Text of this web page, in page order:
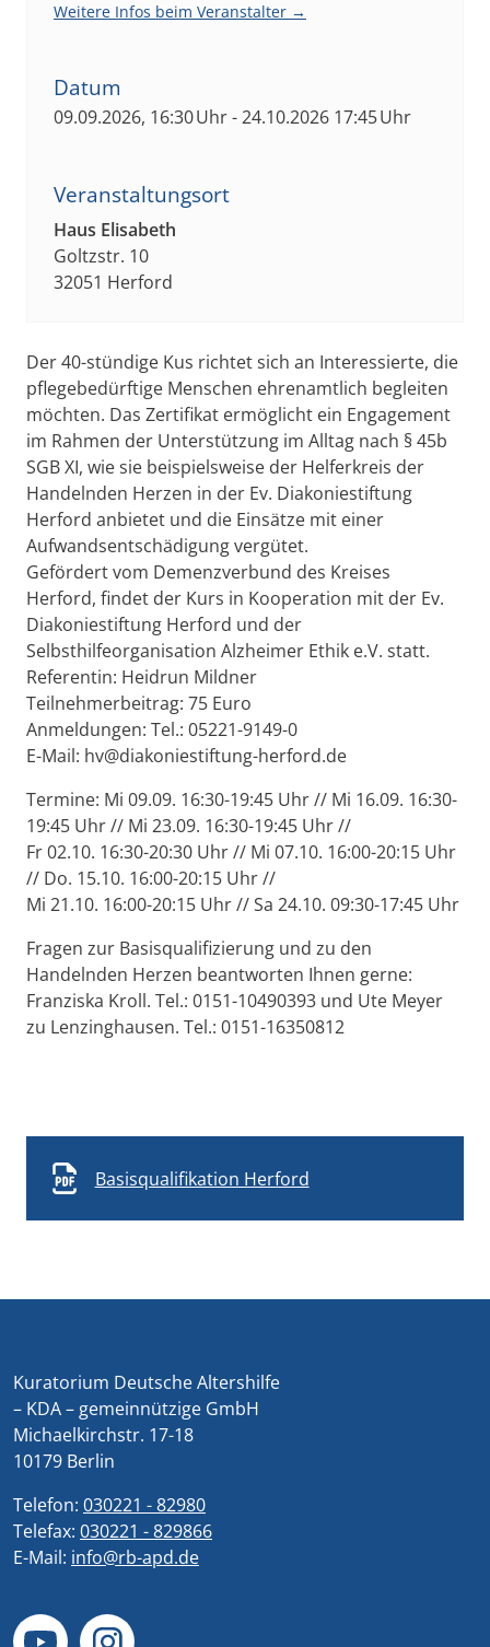
Weitere Infos beim Veranstalter →
Datum
09.09.2026, 16:30 Uhr - 24.10.2026 17:45 Uhr
Veranstaltungsort
Haus Elisabeth
Goltzstr. 10
32051 Herford
Der 40-stündige Kus richtet sich an Interessierte, die
pflegebedürftige Menschen ehrenamtlich begleiten
möchten. Das Zertifikat ermöglicht ein Engagement
im Rahmen der Unterstützung im Alltag nach § 45b
SGB XI, wie sie beispielsweise der Helferkreis der
Handelnden Herzen in der Ev. Diakoniestiftung
Herford anbietet und die Einsätze mit einer
Aufwandsentschädigung vergütet.
Gefördert vom Demenzverbund des Kreises
Herford, findet der Kurs in Kooperation mit der Ev.
Diakoniestiftung Herford und der
Selbsthilfeorganisation Alzheimer Ethik e.V. statt.
Referentin: Heidrun Mildner
Teilnehmerbeitrag: 75 Euro
Anmeldungen: Tel.: 05221-9149-0
E-Mail: hv@diakoniestiftung-herford.de
Termine: Mi 09.09. 16:30-19:45 Uhr // Mi 16.09. 16:30-
19:45 Uhr // Mi 23.09. 16:30-19:45 Uhr //
Fr 02.10. 16:30-20:30 Uhr // Mi 07.10. 16:00-20:15 Uhr
// Do. 15.10. 16:00-20:15 Uhr //
Mi 21.10. 16:00-20:15 Uhr // Sa 24.10. 09:30-17:45 Uhr
Fragen zur Basisqualifizierung und zu den
Handelnden Herzen beantworten Ihnen gerne:
Franziska Kroll. Tel.: 0151-10490393 und Ute Meyer
zu Lenzinghausen. Tel.: 0151-16350812
Basisqualifikation Herford
Kuratorium Deutsche Altershilfe
– KDA – gemeinnützige GmbH
Michaelkirchstr. 17-18
10179 Berlin
Telefon: 030221 - 82980
Telefax: 030221 - 829866
E-Mail: info@rb-apd.de